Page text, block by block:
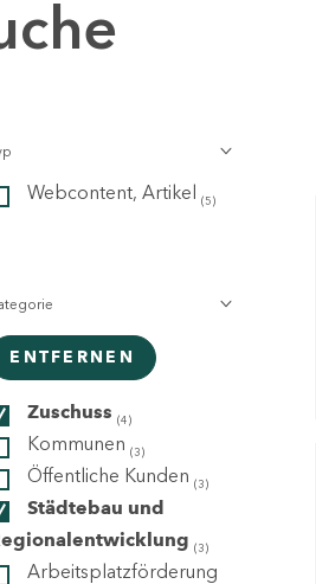
Webcontent, Artikel (5)
ENTFERNEN
Zuschuss (4)
Kommunen (3)
Öffentliche Kunden (3)
Städtebau und
(3)
Arbeitsplatzförderung